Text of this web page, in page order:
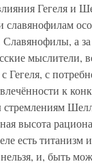
Гегеля и
а
мыслители,
Гегеля, с
к
высота
есть титанизм
и, быть